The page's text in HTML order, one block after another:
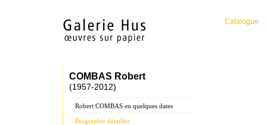
Catalogue
COMBAS Robert
(1957-2012)
Robert COMBAS en quelques dates
Biographie détaillée